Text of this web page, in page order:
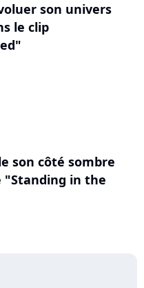
son univers
le clip
son côté sombre
"Standing in the